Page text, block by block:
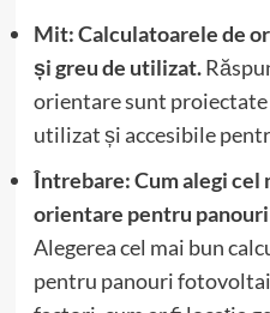
Mit: Calculatoarele de
și greu de utilizat.
orientare sunt proiectate
utilizat și accesibile
Întrebare: Cum alegi cel
orientare pentru
Alegerea cel mai bun
pentru panouri